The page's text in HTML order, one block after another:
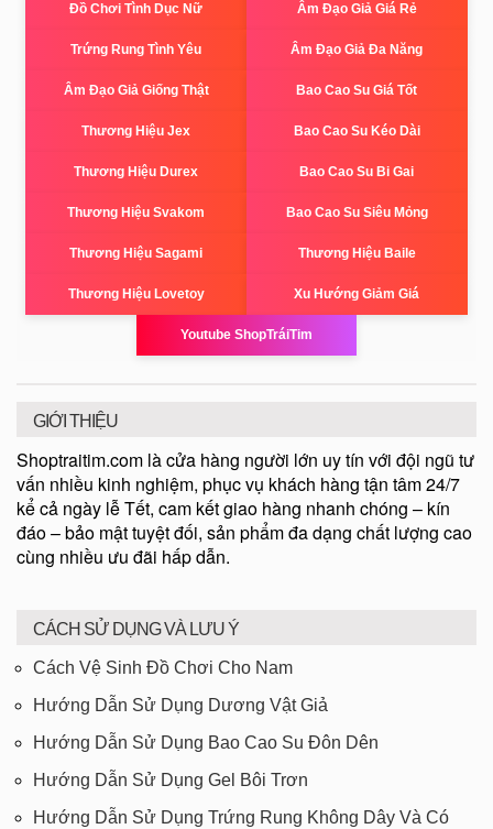
Đồ Chơi Tình Dục Nữ Âm Đạo Giả Giá Rẻ
Trứng Rung Tình Yêu Âm Đạo Giả Đa Năng
Âm Đạo Giả Giống Thật Bao Cao Su Giá Tốt
Thương Hiệu Jex Bao Cao Su Kéo Dài
Thương Hiệu Durex Bao Cao Su Bi Gai
Thương Hiệu Svakom Bao Cao Su Siêu Mỏng
Thương Hiệu Sagami Thương Hiệu Baile
Thương Hiệu Lovetoy Xu Hướng Giảm Giá
Youtube ShopTráiTim
GIỚI THIỆU
Shoptraitim.com là cửa hàng người lớn uy tín với đội ngũ tư
vấn nhiều kinh nghiệm, phục vụ khách hàng tận tâm 24/7
kể cả ngày lễ Tết, cam kết giao hàng nhanh chóng – kín
đáo – bảo mật tuyệt đối, sản phẩm đa dạng chất lượng cao
cùng nhiều ưu đãi hấp dẫn.
CÁCH SỬ DỤNG VÀ LƯU Ý
Cách Vệ Sinh Đồ Chơi Cho Nam
Hướng Dẫn Sử Dụng Dương Vật Giả
Hướng Dẫn Sử Dụng Bao Cao Su Đôn Dên
Hướng Dẫn Sử Dụng Gel Bôi Trơn
Hướng Dẫn Sử Dụng Trứng Rung Không Dây Và Có